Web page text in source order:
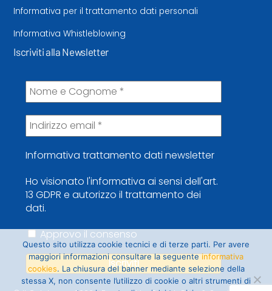
Informativa per il trattamento dati personali
Informativa Whistleblowing
Iscriviti alla Newsletter
Informativa trattamento dati newsletter
Ho visionato l'informativa ai sensi dell'art.
13 GDPR e autorizzo il trattamento dei
dati.
Approvo il consenso
Questo sito utilizza cookie tecnici e di terze parti. Per avere
maggiori informazioni consultare la seguenteinformativa
cookies. La chiusura del banner mediante selezione della
stessa X, non consente l’utilizzo di cookie o altri strumenti di